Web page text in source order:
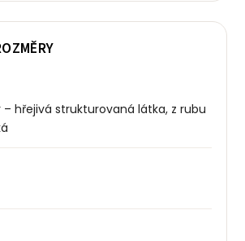
– hřejivá strukturovaná látka, z rubu